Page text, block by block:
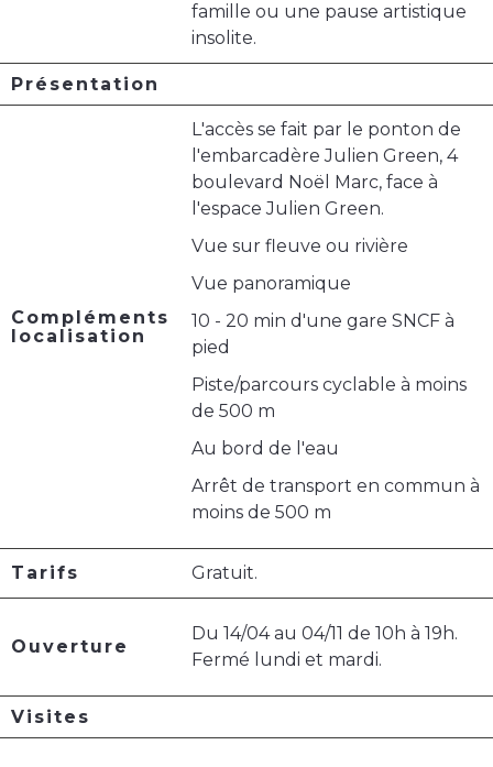
famille ou une pause artistique
insolite.
Présentation
Compléments
localisation
L'accès se fait par le ponton de
l'embarcadère Julien Green, 4
boulevard Noël Marc, face à
l'espace Julien Green.
Vue sur fleuve ou rivière
Vue panoramique
10 - 20 min d'une gare SNCF à
pied
Piste/parcours cyclable à moins
de 500 m
Au bord de l'eau
Arrêt de transport en commun à
moins de 500 m
Tarifs Gratuit.
Ouverture
Du 14/04 au 04/11 de 10h à 19h.
Fermé lundi et mardi.
Visites